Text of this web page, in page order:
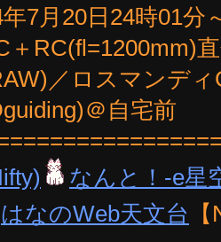
年7月20日24時01
＋RC(fl=1200mm)
／ロスマンデ
＠自宅前
なんと！-e星
はなのWeb天文台